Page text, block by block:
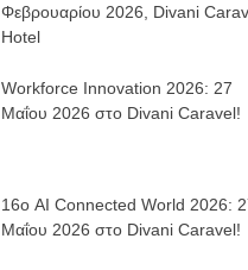
Φεβρουαρίου 2026, Divani
Hotel
Workforce Innovation 2026: 27
Μαΐου 2026 στο Divani Caravel!
16ο AI Connected World 2026:
Μαΐου 2026 στο Divani Caravel!